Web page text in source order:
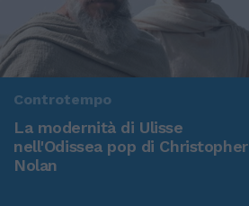
Controtempo
La modernità di Ulisse
nell'Odissea pop di Christopher
Nolan